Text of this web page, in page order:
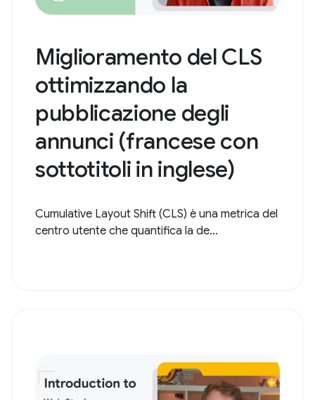
Miglioramento del CLS
ottimizzando la
pubblicazione degli
annunci (francese con
sottotitoli in inglese)
Cumulative Layout Shift (CLS) è una metrica del
centro utente che quantifica la de...